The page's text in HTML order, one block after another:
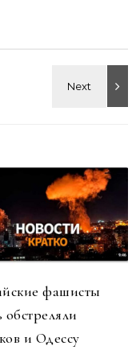
фашисты
обстреляли
и Одессу